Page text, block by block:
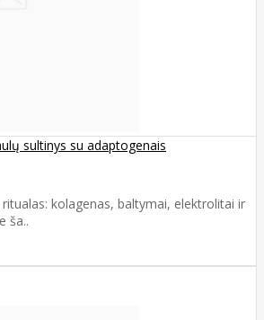
sultinys su adaptogenais
ritualas: kolagenas, baltymai, elektrolitai ir
ša..